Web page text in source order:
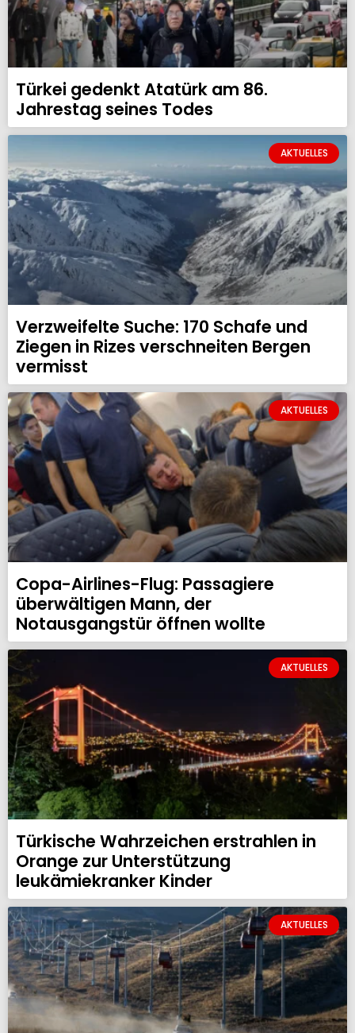
Türkei gedenkt Atatürk am 86.
Jahrestag seines Todes
AKTUELLES
Verzweifelte Suche: 170 Schafe und
Ziegen in Rizes verschneiten Bergen
vermisst
AKTUELLES
Copa-Airlines-Flug: Passagiere
überwältigen Mann, der
Notausgangstür öffnen wollte
AKTUELLES
Türkische Wahrzeichen erstrahlen in
Orange zur Unterstützung
leukämiekranker Kinder
AKTUELLES